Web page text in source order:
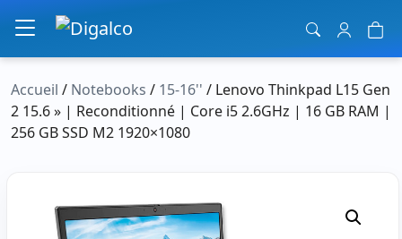
Navigation principale
Accueil / Notebooks / 15-16'' / Lenovo Thinkpad L15 Gen
2 15.6 » | Reconditionné | Core i5 2.6GHz | 16 GB RAM |
256 GB SSD M2 1920×1080